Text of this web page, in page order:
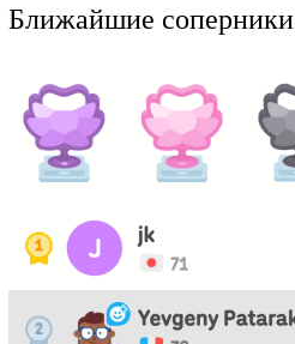
Ближайшие соперники